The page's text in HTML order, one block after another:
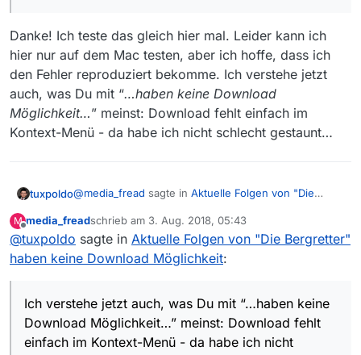
Danke! Ich teste das gleich hier mal. Leider kann ich
hier nur auf dem Mac testen, aber ich hoffe, dass ich
den Fehler reproduziert bekomme. Ich verstehe jetzt
auch, was Du mit “…haben keine Download
Möglichkeit…” meinst: Download fehlt einfach im
Kontext-Menü - da habe ich nicht schlecht gestaunt…
tuxpoldo@media_fread sagte in Aktuelle Folgen von "Die
neben den “Die Bergretter” Folgen wie oben
habe ich es z.b. beim “Heldt - Staffel 3, Folge 14
- Ein König, zwei Damen”
Danke! Ich teste das gleich hier mal. Leider kann ich
den Fehler reproduziert bekomme. Ich verstehe jetzt
auch, was Du mit “ …haben keine Download
Möglichkeit…” meinst: Download fehlt einfach im
Kontext-Menü - da habe ich nicht schlecht gestaunt…
M
Offline
media_freadschrieb am 3. Aug. 2018, 05:43
zuletzt editiert von
@tuxpoldo sagte in Aktuelle Folgen von "Die Bergretter"
haben keine Download Möglichkeit:
Ich verstehe jetzt auch, was Du mit “…haben keine
Download Möglichkeit…” meinst: Download fehlt
einfach im Kontext-Menü - da habe ich nicht